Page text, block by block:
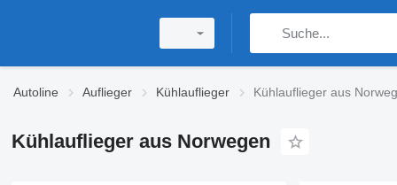
Autoline Auflieger Kühlauflieger Kühlauflieger aus
Kühlauflieger aus Norwegen